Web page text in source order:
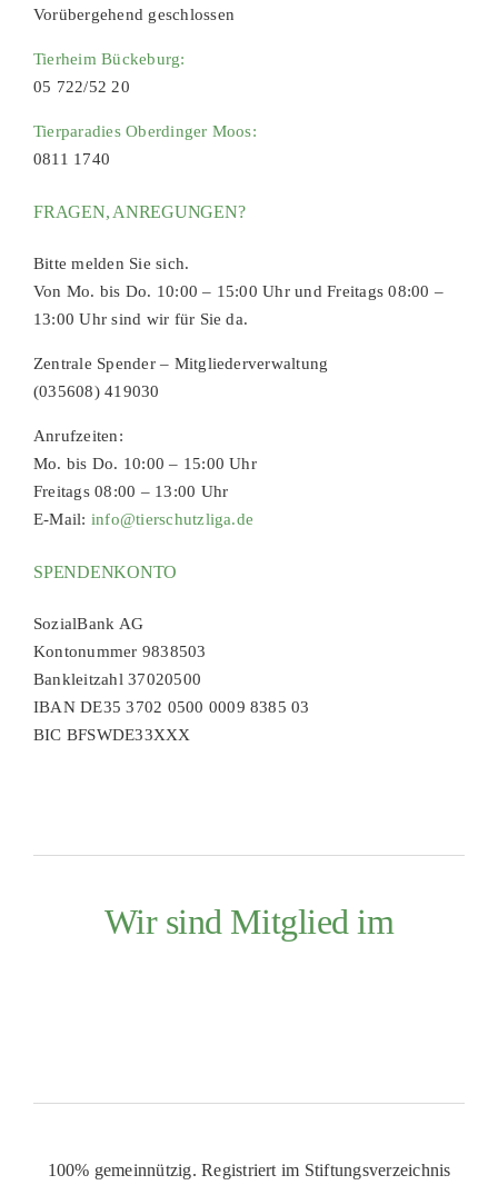
Vorübergehend geschlossen
Tierheim Bückeburg:
05 722/52 20
Tierparadies Oberdinger Moos:
0811 1740
FRAGEN, ANREGUNGEN?
Bitte melden Sie sich.
Von Mo. bis Do. 10:00 – 15:00 Uhr und Freitags 08:00 –
13:00 Uhr sind wir für Sie da.
Zentrale Spender – Mitgliederverwaltung
(035608) 419030
Anrufzeiten:
Mo. bis Do. 10:00 – 15:00 Uhr
Freitags 08:00 – 13:00 Uhr
E-Mail: info@tierschutzliga.de
SPENDENKONTO
SozialBank AG
Kontonummer 9838503
Bankleitzahl 37020500
IBAN DE35 3702 0500 0009 8385 03
BIC BFSWDE33XXX
Wir sind Mitglied im
100% gemeinnützig. Registriert im Stiftungsverzeichnis